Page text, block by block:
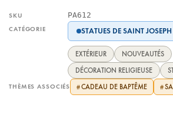
SKU PA612
CATÉGORIE STATUES DE SAINT JOSEPH
EXTÉRIEUR
NOUVEAUTÉS
DÉCORATION RELIGIEUSE
THÈMES ASSOCIÉS #CADEAU DE BAPTÊME #